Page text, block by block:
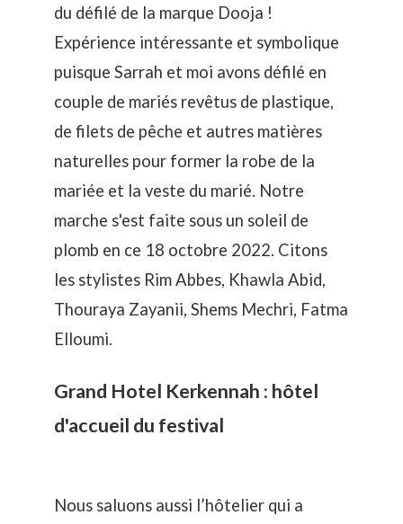
du défilé de la marque Dooja !
Expérience intéressante et symbolique
puisque Sarrah et moi avons défilé en
couple de mariés revêtus de plastique,
de filets de pêche et autres matières
naturelles pour former la robe de la
mariée et la veste du marié. Notre
marche s'est faite sous un soleil de
plomb en ce 18 octobre 2022. Citons
les stylistes Rim Abbes, Khawla Abid,
Thouraya Zayanii, Shems Mechri, Fatma
Elloumi.
Grand Hotel Kerkennah : hôtel
d'accueil du festival
Nous saluons aussi l’hôtelier qui a